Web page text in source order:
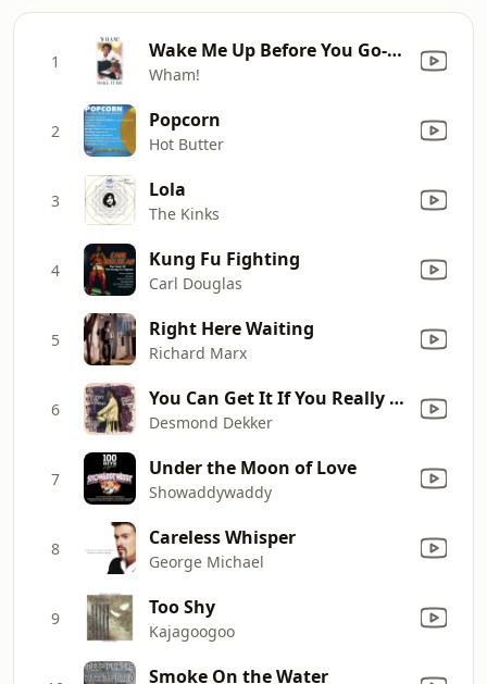
1 Wake Me Up Before You Go-Go
Wham!
2 Popcorn
Hot Butter
3 Lola
The Kinks
4 Kung Fu Fighting
Carl Douglas
5 Right Here Waiting
Richard Marx
6 You Can Get It If You Really Want
Desmond Dekker
7 Under the Moon of Love
Showaddywaddy
8 Careless Whisper
George Michael
9 Too Shy
Kajagoogoo
Smoke On the Water